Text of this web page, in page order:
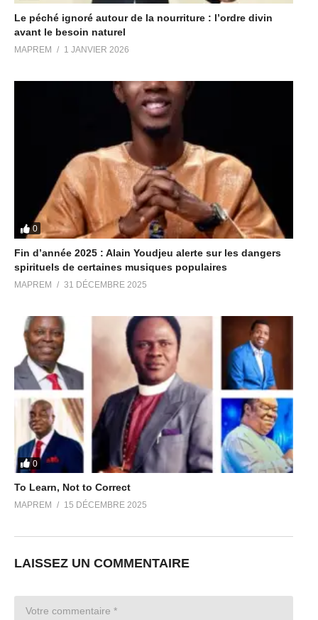
Le péché ignoré autour de la nourriture : l’ordre divin
avant le besoin naturel
MAPREM 1 JANVIER 2026
0
Fin d’année 2025 : Alain Youdjeu alerte sur les dangers
spirituels de certaines musiques populaires
MAPREM 31 DÉCEMBRE 2025
0
To Learn, Not to Correct
MAPREM 15 DÉCEMBRE 2025
LAISSEZ UN COMMENTAIRE